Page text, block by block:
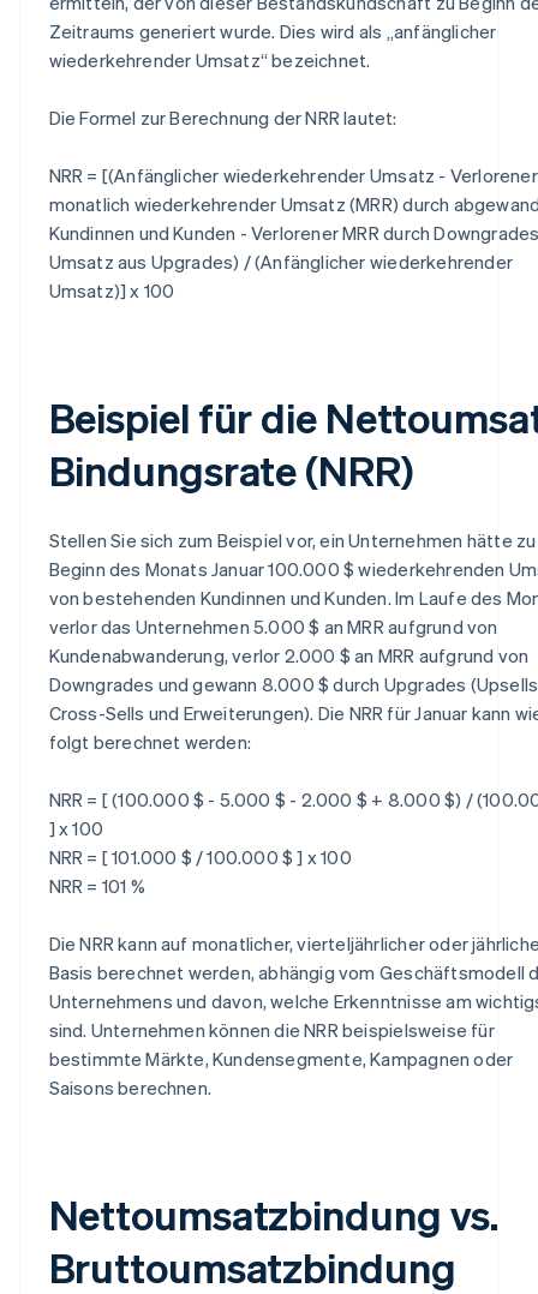
Zeitraums generiert wurde. Dies wird als „anfänglicher
wiederkehrender Umsatz“ bezeichnet.
Die Formel zur Berechnung der NRR lautet:
NRR = [(Anfänglicher wiederkehrender Umsatz - Verlorener
monatlich wiederkehrender Umsatz (MRR) durch
Kundinnen und Kunden - Verlorener MRR durch
Umsatz aus Upgrades) / (Anfänglicher wiederkehrender
Umsatz)] x 100
Beispiel für die
Bindungsrate (NRR)
Stellen Sie sich zum Beispiel vor, ein Unternehmen hätte zu
Beginn des Monats Januar 100.000 $ wiederkehrenden
von bestehenden Kundinnen und Kunden. Im Laufe des
verlor das Unternehmen 5.000 $ an MRR aufgrund von
Kundenabwanderung, verlor 2.000 $ an MRR aufgrund von
Downgrades und gewann 8.000 $ durch Upgrades
Cross-Sells und Erweiterungen). Die NRR für Januar kann
folgt berechnet werden:
NRR = [ (100.000 $ - 5.000 $ - 2.000 $ + 8.000 $) /
] x 100
NRR = [ 101.000 $ / 100.000 $ ] x 100
NRR = 101 %
Die NRR kann auf monatlicher, vierteljährlicher oder
Basis berechnet werden, abhängig vom Geschäftsmodell
Unternehmens und davon, welche Erkenntnisse am
sind. Unternehmen können die NRR beispielsweise für
bestimmte Märkte, Kundensegmente, Kampagnen oder
Saisons berechnen.
Nettoumsatzbindung vs.
Bruttoumsatzbindung